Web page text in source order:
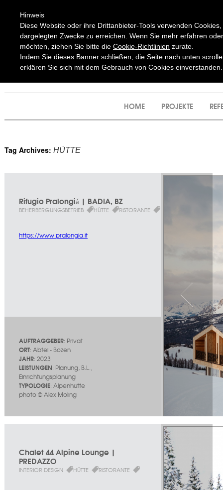
EK | ARCHITEKTURBÜRO
HOME PROJEKTE
Tag Archives: HÜTTE
Rifugio Pralongiá | BADIA, BZ
BEHERBERGUNGSBETRIEB HÜTTE RISTORANTE
https://www.pralongia.it
AUFTRAGGEBER: Privat
ORT: Abtei - Bozen
JAHR: 2023
LEISTUNGEN: Planung, B.L.,
Einrichtungsplanung
TYPOLOGIE: Alpenhütte
photo © Alex Moling
Chalet 44 Alpine Lounge |
PREDAZZO
INTERIOR DESIGN HÜTTE RISTORANTE
Hinweis
Diese Website oder ihre Drittanbieter-Tools verwenden
dargelegten Zwecke zu erreichen. Wenn Sie mehr erfahren
möchten, ziehen Sie bitte die Cookie-Richtlinien zurate.
Indem Sie dieses Banner schließen, die Seite nach unten
erklären Sie sich mit dem Gebrauch von Cookies einverstanden.